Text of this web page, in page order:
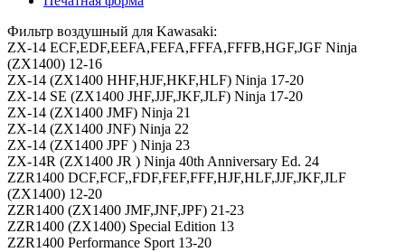
Фильтр воздушный для Kawasaki:
ZX-14 ECF,EDF,EEFA,FEFA,FFFA,FFFB,HGF,JGF Ninja
(ZX1400) 12-16
ZX-14 (ZX1400 HHF,HJF,HKF,HLF) Ninja 17-20
ZX-14 SE (ZX1400 JHF,JJF,JKF,JLF) Ninja 17-20
ZX-14 (ZX1400 JMF) Ninja 21
ZX-14 (ZX1400 JNF) Ninja 22
ZX-14 (ZX1400 JPF ) Ninja 23
ZX-14R (ZX1400 JR ) Ninja 40th Anniversary Ed. 24
ZZR1400 DCF,FCF,,FDF,FEF,FFF,HJF,HLF,JJF,JKF,JLF
(ZX1400) 12-20
ZZR1400 (ZX1400 JMF,JNF,JPF) 21-23
ZZR1400 (ZX1400) Special Edition 13
ZZR1400 Performance Sport 13-20